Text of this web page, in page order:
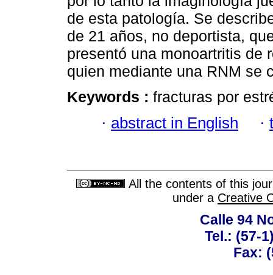
de esta patología. Se
de 21 años, no deportista,
presentó una monoartritis de
quien mediante una RNM se
Keywords : fracturas por
· abstract in English ·
All the contents of this
under a Creative
Calle 94
Tel.: (57-
Fax: